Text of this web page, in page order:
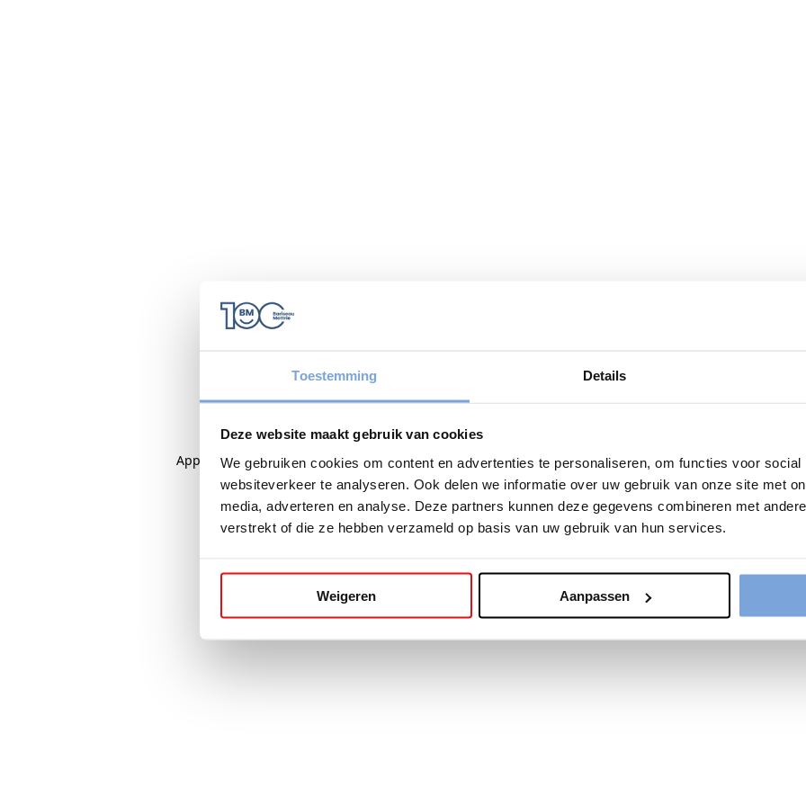
Toestemming Details
Deze website maakt gebruik van cookies
We gebruiken cookies om content en advertenties te personaliseren, om functies voor
websiteverkeer te analyseren. Ook delen we informatie over uw gebruik van onze site met
media, adverteren en analyse. Deze partners kunnen deze gegevens combineren met
verstrekt of die ze hebben verzameld op basis van uw gebruik van hun services.
Weigeren Aanpassen
Application error: aclient-side exception has occurred while loadingwww.bariseaumottrie.be(see the